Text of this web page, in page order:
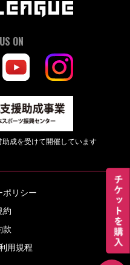
ON
成を受けて開催しています
ポリシー
約
款
用規程